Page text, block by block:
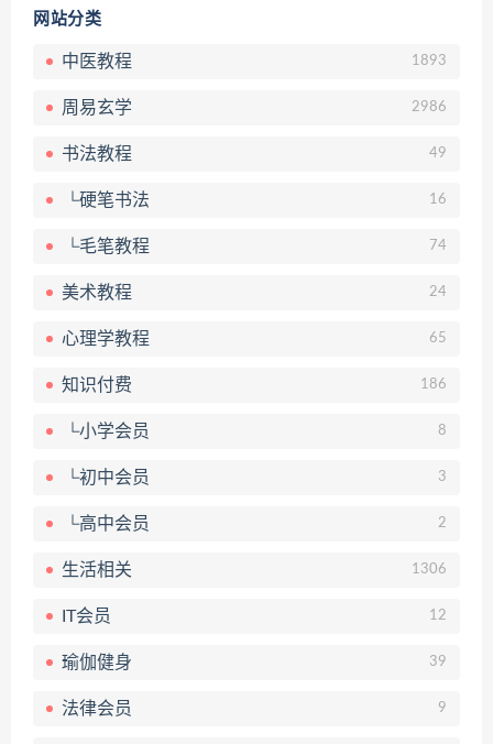
网站分类
中医教程 1893
周易玄学 2986
书法教程 49
└硬笔书法 16
└毛笔教程 74
美术教程 24
心理学教程 65
知识付费 186
└小学会员 8
└初中会员 3
└高中会员 2
生活相关 1306
IT会员 12
瑜伽健身 39
法律会员 9